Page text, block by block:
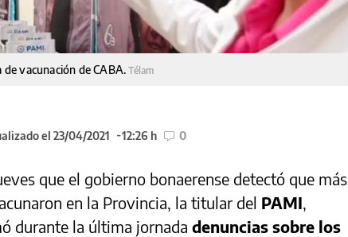
de vacunación de CABA.Télam
el 23/04/2021 12:26 h 0
que el gobierno bonaerense detectó que más
en la Provincia, la titular del PAMI,
durante la última jornada denuncias sobre los